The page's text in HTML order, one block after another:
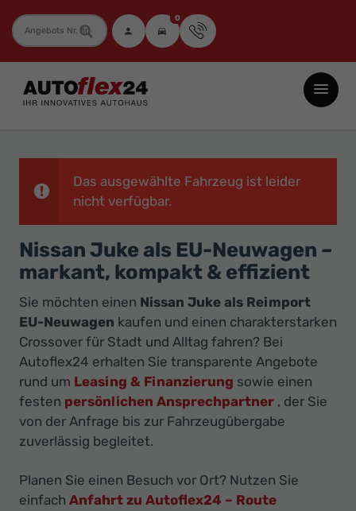
Fahrzeugnummer 0
Autoflex24
GmbH
Neuwagen
Jahreswagen
und
Gebrauchtwagen
zu
Preisen
-
Ihr
Innovatives
Autohaus
Das ausgewählte Fahrzeug ist leider
nicht verfügbar.
Nissan Juke als EU-Neuwagen –
markant, kompakt & effizient
Sie möchten einen Nissan Juke als Reimport
EU-Neuwagen kaufen und einen charakterstarken
Crossover für Stadt und Alltag fahren? Bei
Autoflex24 erhalten Sie transparente Angebote
rund um Leasing & Finanzierung sowie einen
festen persönlichen Ansprechpartner , der Sie
von der Anfrage bis zur Fahrzeugübergabe
zuverlässig begleitet.
Planen Sie einen Besuch vor Ort? Nutzen Sie
einfach Anfahrt zu Autoflex24 – Route